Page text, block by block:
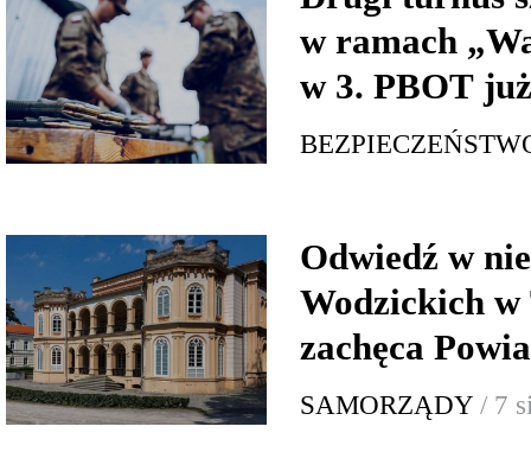
w ramach
w 3. PBOT
Odwiedź w
Wodzickich w
zachęca
SAMORZĄDY / 7